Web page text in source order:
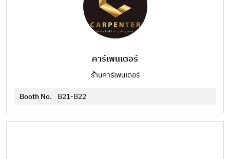
คาร์เพนเตอร์
ร้านคาร์เพนเตอร์
Booth No. B21-B22